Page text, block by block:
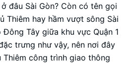
đâu Sài Gòn? Còn có tên gọi
Thiêm hay hầm vượt sông Sài
Tây giữa khu vực Quận 1
trưng như vậy, nên nơi đây
công trình giao thông